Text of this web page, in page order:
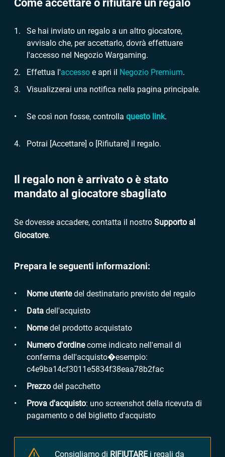
Come accettare o rifiutare un regalo
Se hai inviato un regalo a un altro giocatore,
avvisalo che, per accettarlo, dovrà effettuare
l'accesso nel Negozio Wargaming.
Effettua l'accesso e apri il Negozio Premium.
Visualizzerai una notifica nella pagina principale.
Se così non fosse, controlla questo link.
Potrai [Accettare] o [Rifiutare] il regalo.
Il regalo non è arrivato o è stato
mandato al giocatore sbagliato
Se dovesse accadere, contatta il nostro Supporto al
Giocatore.
Prepara le seguenti informazioni:
Nome utentedel destinatario previsto del regalo
Data dell'acquisto
Nomedel prodotto acquistato
Numero d'ordinecome indicato nell'email di
conferma dell'acquisto�esempio:
c4e9ba14cf3011e5834f38eaa78b2fac
Prezzo del pacchetto
Prova d'acquisto: uno screenshot della ricevuta di
pagamento o del biglietto d'acquisto
Consigliamo di RIFIUTAREi regali da